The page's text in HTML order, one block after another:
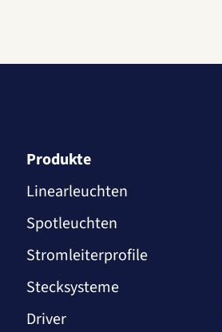
Produkte
Linearleuchten
Spotleuchten
Stromleiterprofile
Stecksysteme
Driver